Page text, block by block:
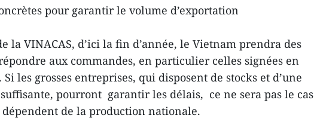
pour garantir le volume d’exportation
la VINACAS, d’ici la fin d’année, le Vietnam prendra des
aux commandes, en particulier celles signées en
Si les grosses entreprises, qui disposent de stocks et d’une
pourront garantir les délais, ce ne sera pas le cas
dépendent de la production nationale.